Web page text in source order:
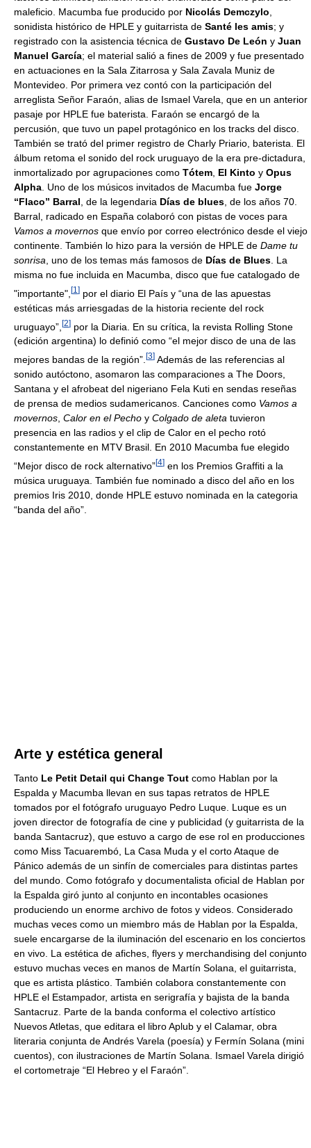
maleficio. Macumba fue producido por Nicolás Demczylo
sonidista histórico de HPLE y guitarrista de Santé les amis; y
registrado con la asistencia técnica de Gustavo De León y Juan
Manuel García; el material salió a fines de 2009 y fue presentado
en actuaciones en la Sala Zitarrosa y Sala Zavala Muniz de
Montevideo. Por primera vez contó con la participación del
arreglista Señor Faraón, alias de Ismael Varela, que en un anterior
pasaje por HPLE fue baterista. Faraón se encargó de la
percusión, que tuvo un papel protagónico en los tracks del disco.
También se trató del primer registro de Charly Priario, baterista. El
álbum retoma el sonido del rock uruguayo de la era pre-dictadura,
inmortalizado por agrupaciones como Tótem El Kinto y Opus
Alpha . Uno de los músicos invitados de Macumba fue Jorge
“Flaco” Barral , de la legendaria Días de blues , de los años 70.
Barral, radicado en España colaboró con pistas de voces para
Vamos a movernos que envío por correo electrónico desde el viejo
continente. También lo hizo para la versión de HPLE de Dame tu
sonrisa , uno de los temas más famosos de Días de Blues . La
misma no fue incluida en Macumba, disco que fue catalogado de
"importante", [1 ] por el diario El País y “una de las apuestas
estéticas más arriesgadas de la historia reciente del rock
uruguayo”, [2] por la Diaria. En su crítica, la revista Rolling Stone
(edición argentina) lo definió como “el mejor disco de una de las
mejores bandas de la región”. [3] Además de las referencias al
sonido autóctono, asomaron las comparaciones a The Doors,
Santana y el afrobeat del nigeriano Fela Kuti en sendas reseñas
de prensa de medios sudamericanos. Canciones como Vamos a
movernos Calor en el Pecho y Colgado de aleta tuvieron
presencia en las radios y el clip de Calor en el pecho rotó
constantemente en MTV Brasil. En 2010 Macumba fue elegido
“Mejor disco de rock alternativo”[4] en los Premios Graffiti a la
música uruguaya. También fue nominado a disco del año en los
premios Iris 2010, donde HPLE estuvo nominada en la categoria
“banda del año”.
Arte y estética general
Tanto Le Petit Detail qui Change Tout como Hablan por la
Espalda y Macumba llevan en sus tapas retratos de HPLE
tomados por el fotógrafo uruguayo Pedro Luque. Luque es un
joven director de fotografía de cine y publicidad (y guitarrista de la
banda Santacruz), que estuvo a cargo de ese rol en producciones
como Miss Tacuarembó, La Casa Muda y el corto Ataque de
Pánico además de un sinfín de comerciales para distintas partes
del mundo. Como fotógrafo y documentalista oficial de Hablan por
la Espalda giró junto al conjunto en incontables ocasiones
produciendo un enorme archivo de fotos y videos. Considerado
muchas veces como un miembro más de Hablan por la Espalda,
suele encargarse de la iluminación del escenario en los conciertos
en vivo. La estética de afiches, flyers y merchandising del conjunto
estuvo muchas veces en manos de Martín Solana, el guitarrista,
que es artista plástico. También colabora constantemente con
HPLE el Estampador, artista en serigrafía y bajista de la banda
Santacruz. Parte de la banda conforma el colectivo artístico
Nuevos Atletas, que editara el libro Aplub y el Calamar, obra
literaria conjunta de Andrés Varela (poesía) y Fermín Solana (mini
cuentos), con ilustraciones de Martín Solana. Ismael Varela dirigió
el cortometraje “El Hebreo y el Faraón”.